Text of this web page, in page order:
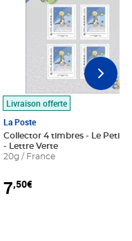
au panier
Livraison offerte
La Poste
Collector 4 timbres - Le Petit
- Lettre Verte
20g / France
7,50€